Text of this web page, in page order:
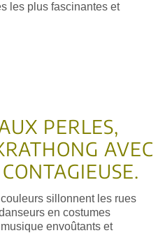
les plus fascinantes et
PERLES,
AVEC
sillonnent les rues
en costumes
envoûtants et